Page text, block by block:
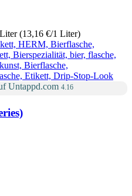
(13,16 €/1 Liter)
4.16